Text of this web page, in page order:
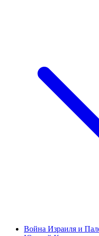
Война Израиля и